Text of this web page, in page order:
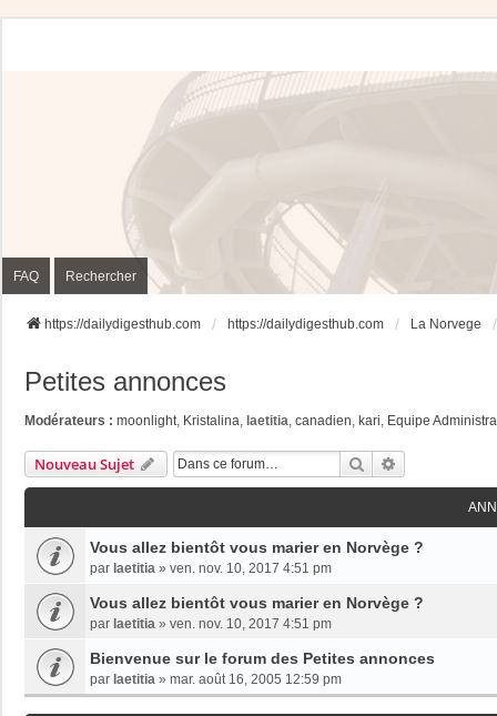
FAQ Rechercher
https://dailydigesthub.com https://dailydigesthub.com La Norvege
Petites annonces
Modérateurs : moonlight, Kristalina, laetitia, canadien, kari, Equipe
Nouveau Sujet Rechercher
Vous allez bientôt vous marier en Norvège ?
par laetitia » ven. nov. 10, 2017 4:51 pm
Vous allez bientôt vous marier en Norvège ?
par laetitia » ven. nov. 10, 2017 4:51 pm
Bienvenue sur le forum des Petites annonces
par laetitia » mar. août 16, 2005 12:59 pm